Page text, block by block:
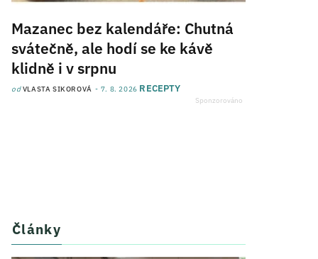
Mazanec bez kalendáře: Chutná
svátečně, ale hodí se ke kávě
klidně i v srpnu
odVLASTA SIKOROVÁ 7. 8. 2026 RECEPTY
Články